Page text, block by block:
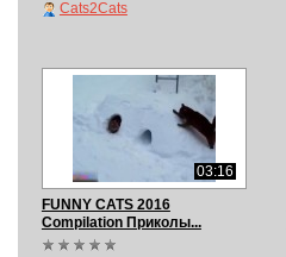
Cats2Cats
03:16
FUNNY CATS 2016
Compilation Приколы...